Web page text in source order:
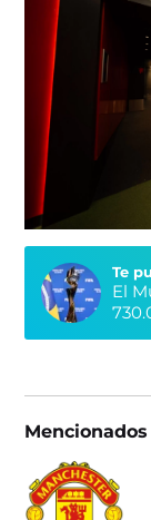
Te
El